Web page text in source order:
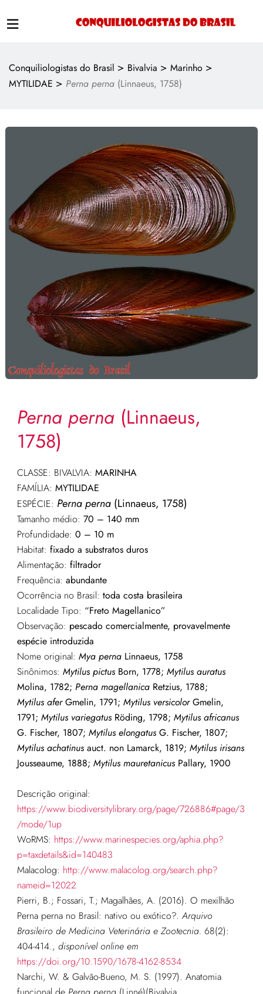
Conquiliologistas do Brasil > Bivalvia > Marinho >
MYTILIDAE > Perna perna (Linnaeus, 1758)
Perna perna(Linnaeus,
1758)
CLASSE: BIVALVIA: MARINHA
FAMÍLIA: MYTILIDAE
ESPÉCIE: Perna perna(Linnaeus, 1758)
Tamanho médio: 70 – 140 mm
Profundidade: 0 – 10 m
Habitat: fixado a substratos duros
Alimentação: filtrador
Frequência: abundante
Ocorrência no Brasil: toda costa brasileira
Localidade Tipo: “Freto Magellanico”
Observação: pescado comercialmente, provavelmente
espécie introduzida
Nome original: Mya pernaLinnaeus, 1758
Sinônimos: Mytilus pictusBorn, 1778; Mytilus auratus
Molina, 1782; Perna magellanicaRetzius, 1788;
Mytilus aferGmelin, 1791; Mytilus versicolorGmelin,
1791; Mytilus variegatusRöding, 1798; Mytilus africanus
G. Fischer, 1807; Mytilus elongatusG. Fischer, 1807;
Mytilus achatinusauct. non Lamarck, 1819; Mytilus irisans
Jousseaume, 1888; Mytilus mauretanicusPallary, 1900
Descrição original:
https://www.biodiversitylibrary.org/page/726886#page/3
/mode/1up
WoRMS: https://www.marinespecies.org/aphia.php?
p=taxdetails&id=140483
Malacolog: http://www.malacolog.org/search.php?
nameid=12022
Pierri, B.; Fossari, T.; Magalhães, A. (2016). O mexilhão
Perna perna no Brasil: nativo ou exótico?. Arquivo
Brasileiro de Medicina Veterinária e Zootecnia. 68(2):
404-414., disponível online em
https://doi.org/10.1590/1678-4162-8534
Narchi, W. & Galvão-Bueno, M. S. (1997). Anatomia